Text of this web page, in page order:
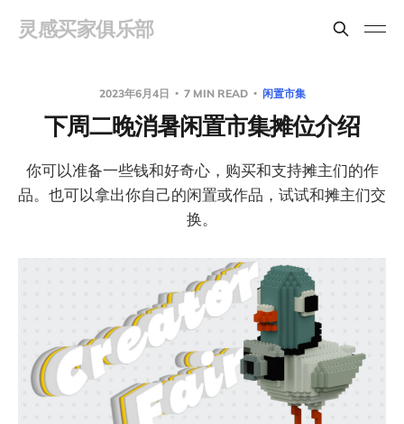
灵感买家俱乐部
2023年6月4日 7 MIN READ 闲置市集
下周二晚消暑闲置市集摊位介绍
你可以准备一些钱和好奇心，购买和支持摊主们的作
品。也可以拿出你自己的闲置或作品，试试和摊主们交
换。